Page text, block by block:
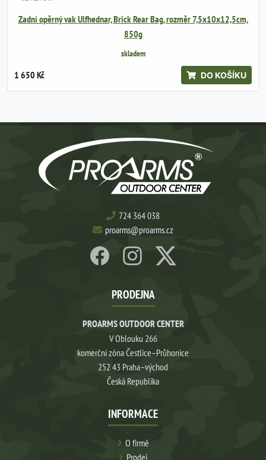
Zadní opěrný vak Ulfhednar, Brick Rear Bag, rozměr 7,5x10x12,5cm,
850g
skladem
1 650 Kč DO KOŠÍKU
724 364 038
proarms@proarms.cz
PRODEJNA
PROARMS OUTDOOR CENTER
V Oblouku 266
komerční zóna Čestlice–Průhonice
252 43 Praha–východ
Česká Republika
INFORMACE
O firmě
Prodej